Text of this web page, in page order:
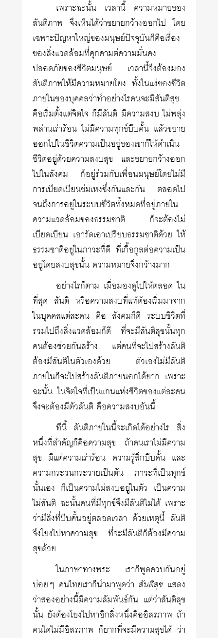
เพราะฉะนั้น เวลานี้ ความหมายของ
สันติภาพ จึงเห็นได้ว่าขยายกว้างออกไป โดย
เฉพาะปัญหาใหญ่ของมนุษย์ปัจจุบันก็คือเรื่อง
ของสิ่งแวดล้อมที่คุกคามต่ความมั่นคง
ปลอดภัยของชีวิตมนุษย์ เวลานี้จึงต้องมอง
สันติภาพให้มีความหมายโยง ทั้งในแง่ของชีวิต
ภายในของบุคคลว่าทำอย่างไรคนจะมีสันติสุข
คือเริ่มตั้งแต่จิตใจ ก็มีสันติ มีความสงบ ไม่พลุ่ง
พล่านเร่าร้อน ไม่มีความทุกข์บีบคั้น แล้วขยาย
ออกไปในชีวิตความเป็นอยู่ของเขาก็ให้ดำเนิน
ชีวิตอยู่ด้วยความสงบสุข และขยายกว้างออก
ไปในสังคม ก็อยู่ร่วมกับเพื่อนมนุษย์โดยไม่มี
การเบียดเบียนข่มเหงซึ่งกันและกัน ตลอดไป
จนถึงการอยู่ในระบบชีวิตทั้งหมดที่อยู่ภายใน
ความแวดล้อมของธรรมชาติ ก็จะต้องไม่
เบียดเบียน เอารัดเอาเปรียบธรรมชาติด้วย ให้
ธรรมชาติอยู่ในภาวะที่ดี ที่เกื้อกูลต่อความเป็น
อยู่โดยสงบสุขนั้น ความหมายจึงกว้างมาก
อย่างไรก็ตาม เมื่อมองดูไปให้ตลอด ใน
ที่สุด สันติ หรือความสงบที่แท้ต้องเริ่มมาจาก
ในบุคคลแต่ละคน คือ สังคมก็ดี ระบบชีวิตที่
รวมไปถึงสิ่งแวดล้อมก็ดี ที่จะมีสันติสุขนั้นทุก
คนต้องช่วยกันสร้าง แต่คนที่จะไปสร้างสันติ
ต้องมีสันติในตัวเองด้วย ตัวเองไม่มีสันติ
ภายในก็จะไปสร้างสันติภายนอกได้ยาก เพราะ
ฉะนั้น ในจิตใจที่เป็นแกนแห่งชีวิตของแต่ละคน
จึงจะต้องมีตัวสันติ คือความสงบอันนี้
ทีนี้ สันติภายในนี้จะเกิดได้อย่างไร สิ่ง
หนึ่งที่สำคัญก็คือความสุข ถ้าคนเราไม่มีความ
สุข มีแต่ความเร่าร้อน ความรู้สึกบีบคั้น และ
ความกระวนกระวายเป็นต้น ภาวะที่เป็นทุกข์
นั้นเอง ก็เป็นความไม่สงบอยู่ในตัว เป็นความ
ไม่สันติ ฉะนั้นคนที่มีทุกข์จึงมีสันติไม่ได้ เพราะ
ว่ามีสิ่งที่บีบคั้นอยู่ตลอดเวลา ด้วยเหตุนี้ สันติ
จึงโยงไปหาความสุข ที่จะมีสันติก็ต้องมีความ
สุขด้วย
ในภาษาทางพระ เราก็พูดควบกันอยู่
บ่อยๆ คนไทยเราก็นำมาพูดว่า สันติสุขแสดง
ว่าสองอย่างนี้มีความสัมพันธ์กัน แต่ว่าสันติสุข
นั้น ยังต้องโยงไปหาอีกสิ่งหนึ่งคืออิสรภาพ ถ้า
คนใดไม่มีอิสรภาพ ก็ยากที่จะมีความสุขได้ ว่า